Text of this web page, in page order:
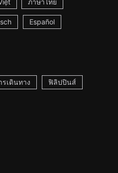
ภาษาไทย
Español
รเดินทาง ฟิลิปปินส์